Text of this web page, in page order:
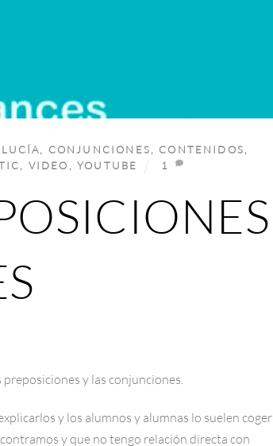
, CONJUNCIONES, CONTENIDOS,
, VIDEO ,YOUTUBE 1
y las conjunciones.
y los alumnos y alumnas lo suelen coger
y que no tengo relación directa con